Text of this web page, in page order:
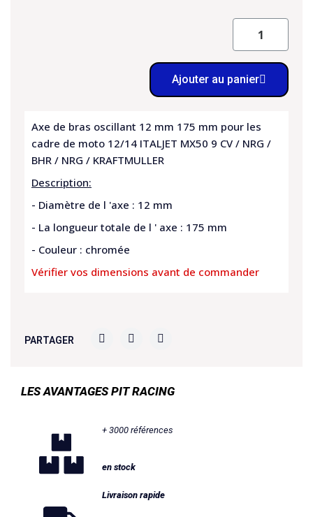
Ajouter au panier
Axe de bras oscillant 12 mm 175 mm pour les
cadre de moto 12/14 ITALJET MX50 9 CV / NRG /
BHR / NRG / KRAFTMULLER
Description:
- Diamètre de l 'axe : 12 mm
- La longueur totale de l ' axe : 175 mm
- Couleur : chromée
Vérifier vos dimensions avant de commander
PARTAGER
LES AVANTAGES PIT RACING
+ 3000 références
en stock
Livraison rapide